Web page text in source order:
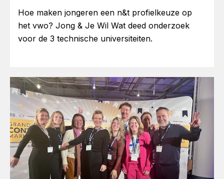
Hoe maken jongeren een n&t profielkeuze op
het vwo? Jong & Je Wil Wat deed onderzoek
voor de 3 technische universiteiten.